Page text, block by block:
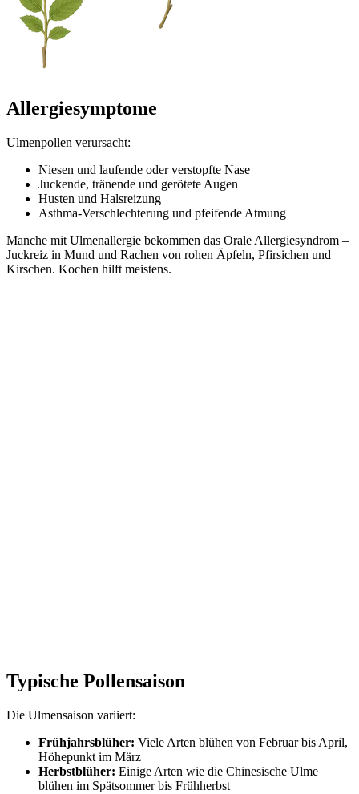
Allergiesymptome
Ulmenpollen verursacht:
Niesen und laufende oder verstopfte Nase
Juckende, tränende und gerötete Augen
Husten und Halsreizung
Asthma-Verschlechterung und pfeifende Atmung
Manche mit Ulmenallergie bekommen das Orale Allergiesyndrom –
Juckreiz in Mund und Rachen von rohen Äpfeln, Pfirsichen und
Kirschen. Kochen hilft meistens.
Typische Pollensaison
Die Ulmensaison variiert:
Frühjahrsblüher: Viele Arten blühen von Februar bis April,
Höhepunkt im März
Herbstblüher: Einige Arten wie die Chinesische Ulme
blühen im Spätsommer bis Frühherbst